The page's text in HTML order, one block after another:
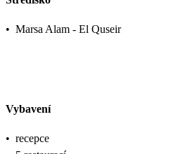
• Marsa Alam - El Quseir
Vybavení
• recepce